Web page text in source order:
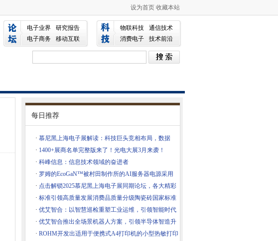
设为首页 收藏本站
电子业界
研究报告
电子商务
移动互联
物联科技
通信技术
消费电子
技术前沿
每日推荐
· ​慕尼黑上海电子展解读：科技巨头竞相布局，数据
· 1400+展商名单完整版来了！光电大展3月来袭！
· 科峰信息：信息技术领域的奋进者
· 罗姆的EcoGaN™被村田制作所的AI服务器电源采用
· 点击解锁2025慕尼黑上海电子展同期论坛，各大精彩
· 标准引领高质量发展消费品质量分级陶瓷砖国家标准
· 优艾智合：以智慧巡检重塑工业运维，引领智能时代
· 优艾智合推出全场景机器人方案，引领半导体智造升
· ROHM开发出适用于便携式A4打印机的小型热敏打印